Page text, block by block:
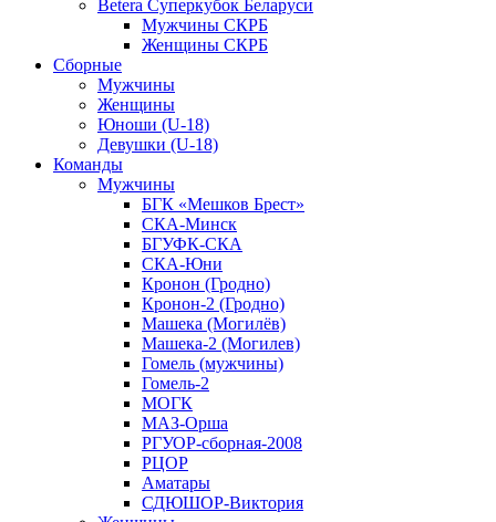
Betera Суперкубок Беларуси
Мужчины СКРБ
Женщины СКРБ
Сборные
Мужчины
Женщины
Юноши (U-18)
Девушки (U-18)
Команды
Мужчины
БГК «Мешков Брест»
СКА-Минск
БГУФК-СКА
СКА-Юни
Кронон (Гродно)
Кронон-2 (Гродно)
Машека (Могилёв)
Машека-2 (Могилев)
Гомель (мужчины)
Гомель-2
МОГК
МАЗ-Орша
РГУОР-сборная-2008
РЦОР
Аматары
СДЮШОР-Виктория